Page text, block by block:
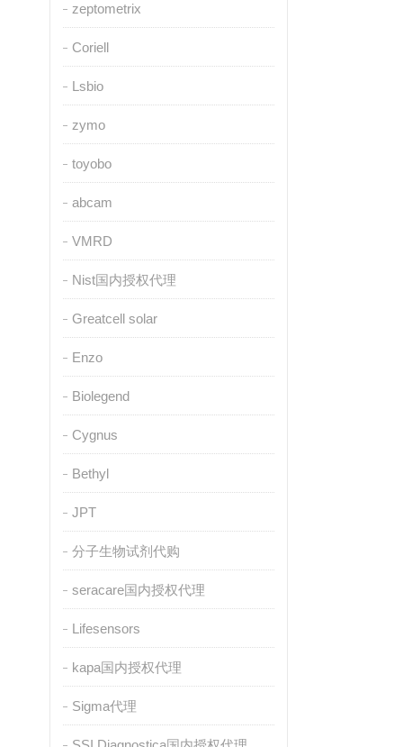
zeptometrix
Coriell
Lsbio
zymo
toyobo
abcam
VMRD
Nist国内授权代理
Greatcell solar
Enzo
Biolegend
Cygnus
Bethyl
JPT
分子生物试剂代购
seracare国内授权代理
Lifesensors
kapa国内授权代理
Sigma代理